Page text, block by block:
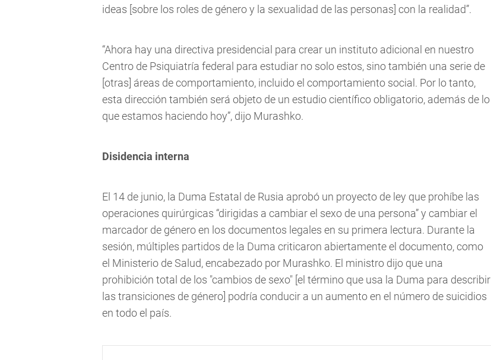
ideas [sobre los roles de género y la sexualidad de las personas] con la realidad”.
“Ahora hay una directiva presidencial para crear un instituto adicional en nuestro
Centro de Psiquiatría federal para estudiar no solo estos, sino también una serie de
[otras] áreas de comportamiento, incluido el comportamiento social. Por lo tanto,
esta dirección también será objeto de un estudio científico obligatorio, además de lo
que estamos haciendo hoy”, dijo Murashko.
Disidencia interna
El 14 de junio, la Duma Estatal de Rusia aprobó un proyecto de ley que prohíbe las
operaciones quirúrgicas “dirigidas a cambiar el sexo de una persona” y cambiar el
marcador de género en los documentos legales en su primera lectura. Durante la
sesión, múltiples partidos de la Duma criticaron abiertamente el documento, como
el Ministerio de Salud, encabezado por Murashko. El ministro dijo que una
prohibición total de los "cambios de sexo" [el término que usa la Duma para describir
las transiciones de género] podría conducir a un aumento en el número de suicidios
en todo el país.